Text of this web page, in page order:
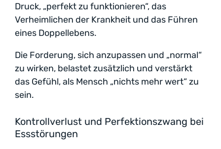
Druck, „perfekt zu funktionieren“, das
Verheimlichen der Krankheit und das Führen
eines Doppellebens.
Die Forderung, sich anzupassen und „normal“
zu wirken, belastet zusätzlich und verstärkt
das Gefühl, als Mensch „nichts mehr wert“ zu
sein.
Kontrollverlust und Perfektionszwang bei
Essstörungen